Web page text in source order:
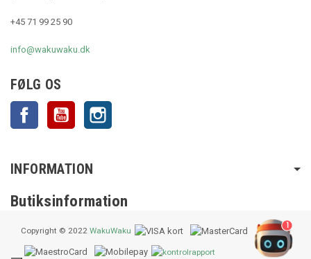
+45 71 99 25 90
info@wakuwaku.dk
FØLG OS
Facebook YouTube
INFORMATION
Butiksinformation
Copyright © 2022 WakuWaku 1